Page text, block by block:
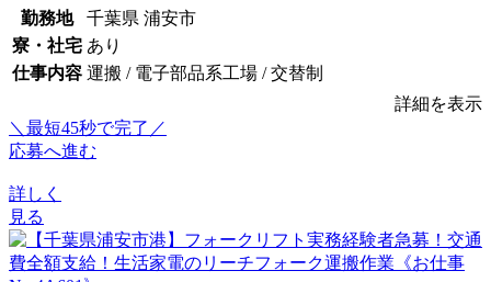
勤務地
千葉県 浦安市
寮・社宅 あり
仕事内容 運搬 / 電子部品系工場 / 交替制
詳細を表示
＼最短45秒で完了／
応募へ進む
詳しく
見る